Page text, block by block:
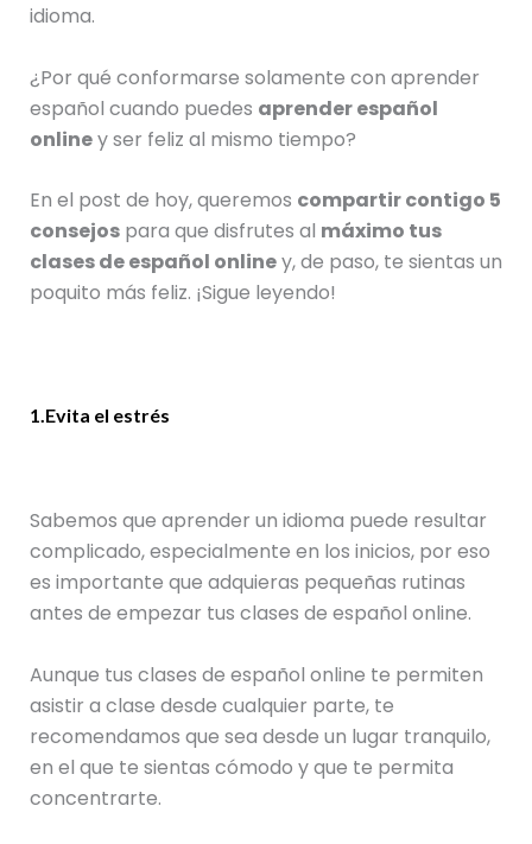
idioma.
¿Por qué conformarse solamente con aprender
español cuando puedes aprender español
onliney ser feliz al mismo tiempo?
En el post de hoy, queremos compartir contigo 5
consejospara que disfrutes al máximo tus
clases de español onliney, de paso, te sientas un
poquito más feliz. ¡Sigue leyendo!
1.Evita el estrés
Sabemos que aprender un idioma puede resultar
complicado, especialmente en los inicios, por eso
es importante que adquieras pequeñas rutinas
antes de empezar tus clases de español online.
Aunque tus clases de español online te permiten
asistir a clase desde cualquier parte, te
recomendamos que sea desde un lugar tranquilo,
en el que te sientas cómodo y que te permita
concentrarte.